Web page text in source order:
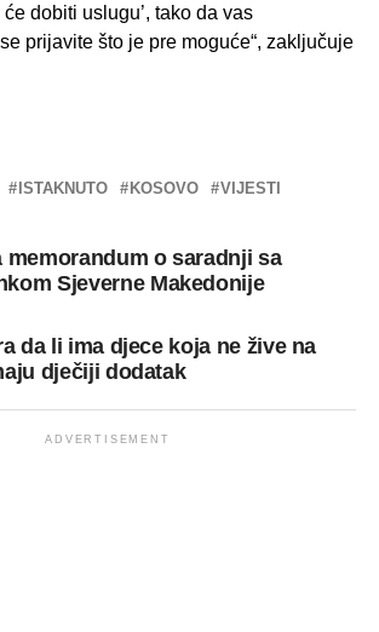
dobiti uslugu’, tako da vas
prijavite što je pre moguće“, zaključuje
ISTAKNUTO KOSOVO VIJESTI
memorandum o saradnji sa
Sjeverne Makedonije
da li ima djece koja ne žive na
dječiji dodatak
ADVERTISEMENT